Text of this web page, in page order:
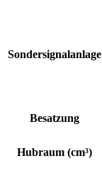
Sondersignalanlage
Besatzung
Hubraum (cm³)